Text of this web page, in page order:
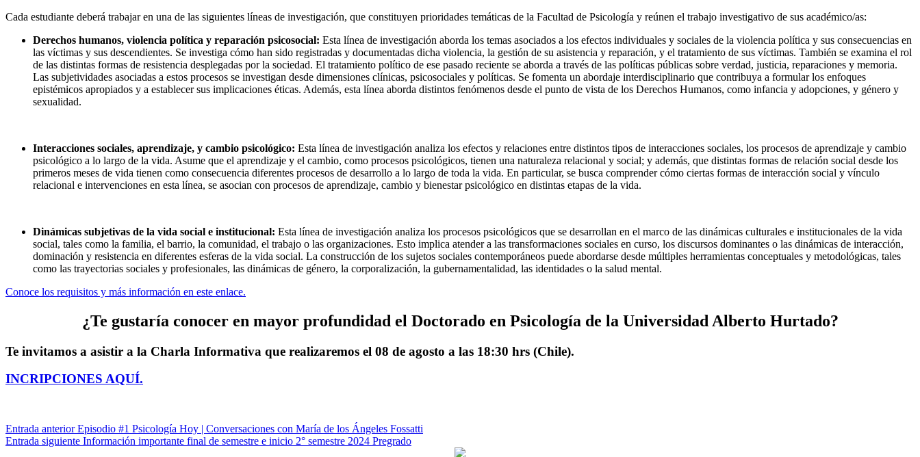
Cada estudiante deberá trabajar en una de las siguientes líneas de investigación, que constituyen prioridades temáticas de la Facultad de Psicología y reúnen el trabajo investigativo de sus académico/as:
Derechos humanos, violencia política y reparación psicosocial: Esta línea de investigación aborda los temas asociados a los efectos individuales y sociales de la violencia política y sus consecuencias en
las víctimas y sus descendientes. Se investiga cómo han sido registradas y documentadas dicha violencia, la gestión de su asistencia y reparación, y el tratamiento de sus víctimas. También se examina el rol
de las distintas formas de resistencia desplegadas por la sociedad. El tratamiento político de ese pasado reciente se aborda a través de las políticas públicas sobre verdad, justicia, reparaciones y memoria.
Las subjetividades asociadas a estos procesos se investigan desde dimensiones clínicas, psicosociales y políticas. Se fomenta un abordaje interdisciplinario que contribuya a formular los enfoques
epistémicos apropiados y a establecer sus implicaciones éticas. Además, esta línea aborda distintos fenómenos desde el punto de vista de los Derechos Humanos, como infancia y adopciones, y género y
sexualidad.
Interacciones sociales, aprendizaje, y cambio psicológico: Esta línea de investigación analiza los efectos y relaciones entre distintos tipos de interacciones sociales, los procesos de aprendizaje y cambio
psicológico a lo largo de la vida. Asume que el aprendizaje y el cambio, como procesos psicológicos, tienen una naturaleza relacional y social; y además, que distintas formas de relación social desde los
primeros meses de vida tienen como consecuencia diferentes procesos de desarrollo a lo largo de toda la vida. En particular, se busca comprender cómo ciertas formas de interacción social y vínculo
relacional e intervenciones en esta línea, se asocian con procesos de aprendizaje, cambio y bienestar psicológico en distintas etapas de la vida.
Dinámicas subjetivas de la vida social e institucional: Esta línea de investigación analiza los procesos psicológicos que se desarrollan en el marco de las dinámicas culturales e institucionales de la vida
social, tales como la familia, el barrio, la comunidad, el trabajo o las organizaciones. Esto implica atender a las transformaciones sociales en curso, los discursos dominantes o las dinámicas de interacción,
dominación y resistencia en diferentes esferas de la vida social. La construcción de los sujetos sociales contemporáneos puede abordarse desde múltiples herramientas conceptuales y metodológicas, tales
como las trayectorias sociales y profesionales, las dinámicas de género, la corporalización, la gubernamentalidad, las identidades o la salud mental.
Conoce los requisitos y más información en este enlace.
¿Te gustaría conocer en mayor profundidad el Doctorado en Psicología de la Universidad Alberto Hurtado?
Te invitamos a asistir a la Charla Informativa que realizaremos el 08 de agosto a las 18:30 hrs (Chile).
INCRIPCIONES AQUÍ.
Navegación
de
Entrada anterior Episodio #1 Psicología Hoy | Conversaciones con María de los Ángeles Fossatti
Entrada siguiente Información importante final de semestre e inicio 2° semestre 2024 Pregrado